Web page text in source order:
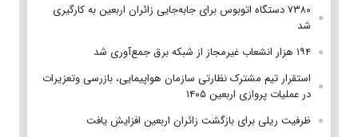
۷۳۸۰ دستگاه اتوبوس برای جابه‌جایی زائران اربعین به‌ کارگیری
شد
۱۹۴ هزار انشعاب غیرمجاز از شبکه برق جمع‌آوری شد
استقرار تیم مشترک نظارتی سازمان هواپیمایی، بازرسی وتعزیرات
در عملیات پروازی اربعین ۱۴۰۵
ظرفیت ریلی برای بازگشت زائران اربعین افزایش یافت